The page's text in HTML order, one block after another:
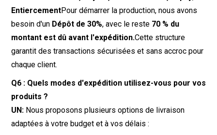
EntiercementPour démarrer la production, nous avons
besoin d'un Dépôt de 30%, avec le reste 70 % du
montant est dû avant l'expédition.Cette structure
garantit des transactions sécurisées et sans accroc pour
chaque client.
Q6 : Quels modes d'expédition utilisez-vous pour vos
produits ?
UN:Nous proposons plusieurs options de livraison
adaptées à votre budget et à vos délais :